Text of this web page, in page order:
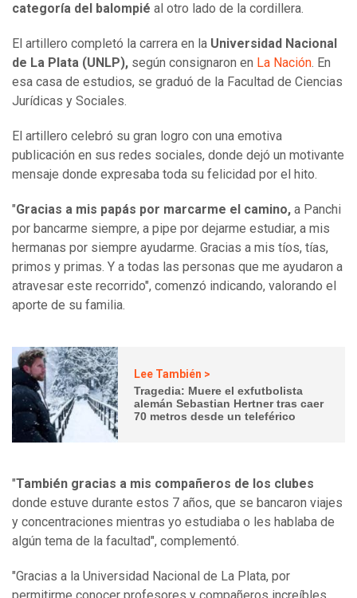
categoría del balompié al otro lado de la cordillera.
El artillero completó la carrera en la Universidad Nacional
de La Plata (UNLP), según consignaron en La Nación. En
esa casa de estudios, se graduó de la Facultad de Ciencias
Jurídicas y Sociales.
El artillero celebró su gran logro con una emotiva
publicación en sus redes sociales, donde dejó un motivante
mensaje donde expresaba toda su felicidad por el hito.
"Gracias a mis papás por marcarme el camino, a Panchi
por bancarme siempre, a pipe por dejarme estudiar, a mis
hermanas por siempre ayudarme. Gracias a mis tíos, tías,
primos y primas. Y a todas las personas que me ayudaron a
atravesar este recorrido", comenzó indicando, valorando el
aporte de su familia.
Lee También >
Tragedia: Muere el exfutbolista
alemán Sebastian Hertner tras caer
70 metros desde un teleférico
"También gracias a mis compañeros de los clubes
donde estuve durante estos 7 años, que se bancaron viajes
y concentraciones mientras yo estudiaba o les hablaba de
algún tema de la facultad", complementó.
"Gracias a la Universidad Nacional de La Plata, por